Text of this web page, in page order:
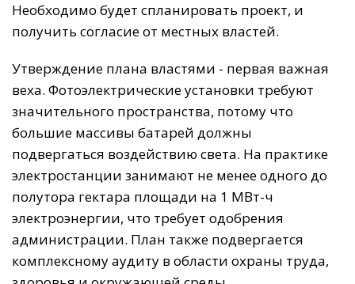
Необходимо будет спланировать проект, и
получить согласие от местных властей.
Утверждение плана властями - первая важная
веха. Фотоэлектрические установки требуют
значительного пространства, потому что
большие массивы батарей должны
подвергаться воздействию света. На практике
электростанции занимают не менее одного до
полутора гектара площади на 1 МВт-ч
электроэнергии, что требует одобрения
администрации. План также подвергается
комплексному аудиту в области охраны труда,